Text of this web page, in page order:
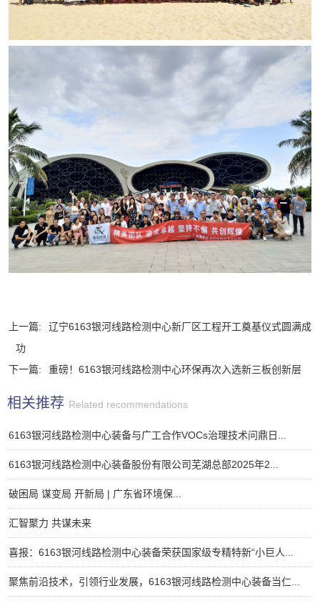
上一篇:
辽宁6163银河线路检测中心新厂区工程开工奠基仪式圆满成
功
下一篇:
重磅！6163银河线路检测中心环保再次入选新三板创新层
相关推荐 Related recommendations
6163银河线路检测中心装备与广工合作VOCs治理技术问鼎日...
6163银河线路检测中心装备股份有限公司芜湖总部2025年2...
破困局 谋变局 开新局 | 广东省环境保...
汇智聚力 共谋未来
喜报：6163银河线路检测中心装备荣获国家级专精特新“小巨人...
聚焦前沿技术，引领行业发展，6163银河线路检测中心装备当仁...